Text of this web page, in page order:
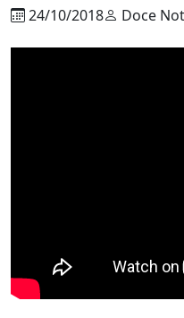
24/10/2018 Doce